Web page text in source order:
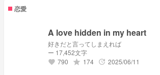
恋愛
A love hidden in my heart
好きだと言ってしまえれば
ー 17,452文字
favorite 790 grade 174 update 2025/06/11